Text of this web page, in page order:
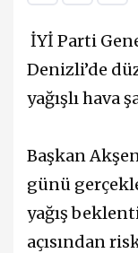
İYİ Parti
Denizli’de
yağışlı hava
Başkan
günü
yağış
açısından